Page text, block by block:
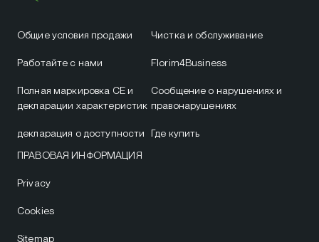
Общие условия продажи
Работайте с нами
Полная маркировка CE и
декларации характеристик
декларация о доступности
Чистка и обслуживание
Florim4Business
Сообщение о нарушениях и
правонарушениях
Где купить
ПРАВОВАЯ ИНФОРМАЦИЯ
Privacy
Cookies
Sitemap